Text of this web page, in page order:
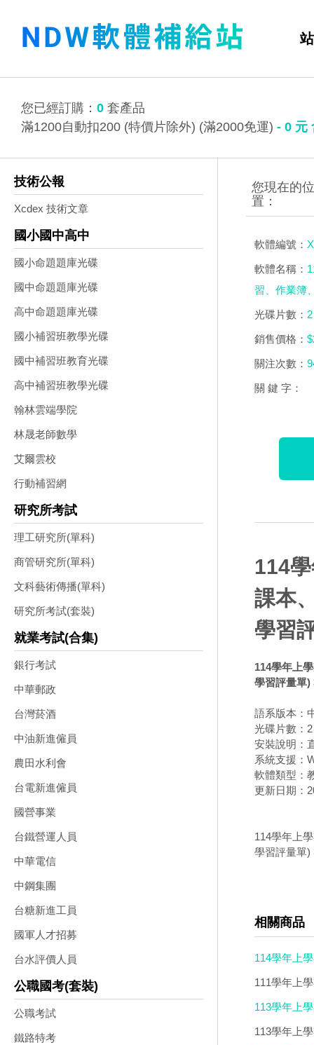
您已經訂購： 0 套產品
滿1200自動扣200 (特價片除外) (滿2000免運) - 0 元
技術公報
Xcdex 技術文章
國小國中高中
國小命題題庫光碟
國中命題題庫光碟
高中命題題庫光碟
國小補習班教學光碟
國中補習班教育光碟
高中補習班教學光碟
翰林雲端學院
林晟老師數學
艾爾雲校
行動補習網
研究所考試
理工研究所(單科)
商管研究所(單科)
文科藝術傳播(單科)
研究所考試(套裝)
就業考試(合集)
銀行考試
中華郵政
台灣菸酒
中油新進僱員
農田水利會
台電新進僱員
國營事業
台鐵營運人員
中華電信
中鋼集團
台糖新進工員
國軍人才招募
台水評價人員
公職國考(套裝)
公職考試
鐵路特考
軟體編號：
軟體名稱：
習、作業簿
光碟片數： 2
銷售價格：
關注次數：
關 鍵 字：
114
課本
學習
114學年上
學習評量單)
語系版本：
光碟片數：
安裝說明：
系統支援：
軟體類型：
更新日期：
114學年上
學習評量單)
相關商品
114學年上
簿、學習評
111學年上
113學年上
113學年上